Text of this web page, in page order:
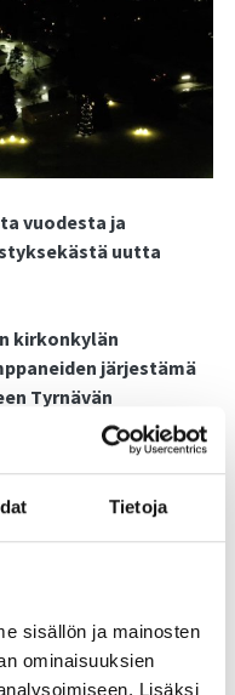
Tietoja
sisällön ja mainosten
ominaisuuksien
Lisäksi
vuodesta ja
uutta
kirkonkylän
järjestämä
Tyrnävän
18 alkaen roihut
Roihut
liikenneympyrältä